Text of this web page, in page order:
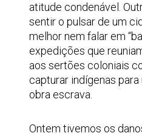
atitude condenável.
sentir o pulsar de um
melhor nem falar em
expedições que
aos sertões coloniais
capturar indígenas
obra escrava.
Ontem tivemos os